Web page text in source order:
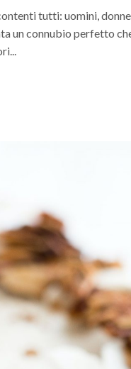
tutti: uomini,
un connubio perfetto